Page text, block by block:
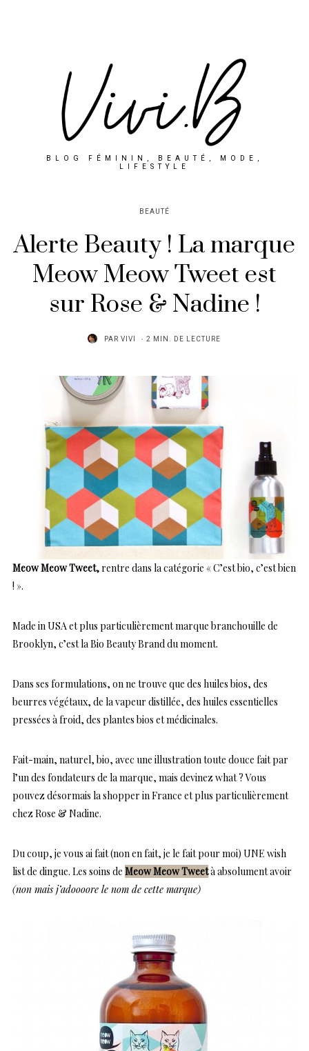
BLOG FÉMININ, BEAUTÉ, MODE,
LIFESTYLE
BEAUTÉ
Alerte Beauty ! La marque
Meow Meow Tweet est
sur Rose & Nadine !
PAR VIVI 2 MIN. DE LECTURE
Meow Meow Tweet,rentre dans la catégorie « C’est bio, c’est bien
! ».
Made in USA et plus particulièrement marque branchouille de
Brooklyn, c’est la Bio Beauty Brand du moment.
Dans ses formulations, on ne trouve que des huiles bios, des
beurres végétaux, de la vapeur distillée, des huiles essentielles
pressées à froid, des plantes bios et médicinales.
Fait-main, naturel, bio, avec une illustration toute douce fait par
l’un des fondateurs de la marque, mais devinez what ? Vous
pouvez désormais la shopper in France et plus particulièrement
chez Rose & Nadine.
Du coup, je vous ai fait (non en fait, je le fait pour moi) UNE wish
list de dingue. Les soins de Meow Meow Tweetà absolument avoir
(non mais j’adoooore le nom de cette marque)